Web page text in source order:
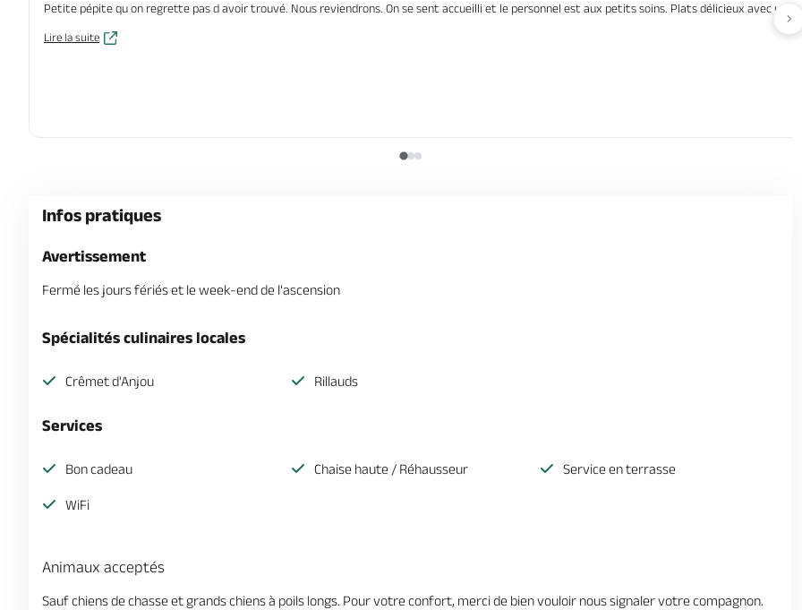
Petite pépite qu on regrette pas d avoir trouvé. Nous reviendrons. On se sent accueilli et le personnel est aux petits soins. Plats délicieux avec
Lire la suite
Infos pratiques
Avertissement
Fermé les jours fériés et le week-end de l'ascension
Spécialités culinaires locales
Crêmet d'Anjou Rillauds
Services
Bon cadeau Chaise haute / Réhausseur Service en terrasse
WiFi
Animaux acceptés
Sauf chiens de chasse et grands chiens à poils longs. Pour votre confort, merci de bien vouloir nous signaler votre compagnon.